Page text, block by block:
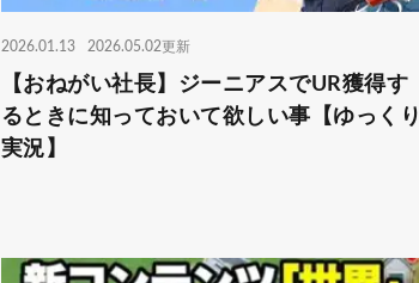
2026.01.13 2026.05.02更新
【おねがい社長】ジーニアスでUR獲得す
るときに知っておいて欲しい事【ゆっくり
実況】